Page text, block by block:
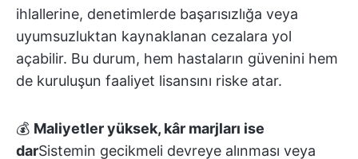
ihlallerine, denetimlerde başarısızlığa veya
uyumsuzluktan kaynaklanan cezalara yol
açabilir. Bu durum, hem hastaların güvenini hem
de kuruluşun faaliyet lisansını riske atar.
💰 Maliyetler yüksek, kâr marjları ise
darSistemin gecikmeli devreye alınması veya